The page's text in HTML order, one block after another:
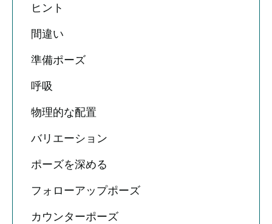
ヒント
間違い
準備ポーズ
呼吸
物理的な配置
バリエーション
ポーズを深める
フォローアップポーズ
カウンターポーズ